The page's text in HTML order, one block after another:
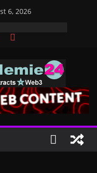
6, 2026